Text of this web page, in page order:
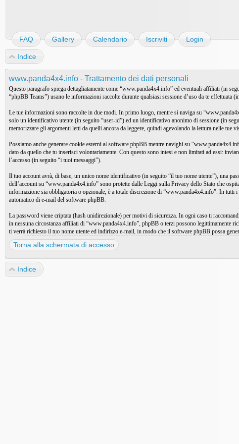
FAQ Gallery Calendario Iscriviti Login
Indice
www.panda4x4.info - Trattamento dei dati personali
Questo paragrafo spiega dettagliatamente come “www.panda4x4.info” ed eventuali affiliati (in
“phpBB Teams”) usano le informazioni raccolte durante qualsiasi sessione d’uso da te effettuata
Le tue informazioni sono raccolte in due modi. In primo luogo, mentre si naviga su
solo un identificativo utente (in seguito “user-id”) ed un identificativo anonimo di sessione (in
memorizzare gli argomenti letti da quelli ancora da leggere, quindi agevolando la lettura nelle tue
Possiamo anche generare cookie esterni al software phpBB mentre navighi su
dato da quello che tu inserisci volontariamente. Con questo sono intesi e non limitati ad essi:
l’accesso (in seguito “i tuoi messaggi”).
Il tuo account avrà, di base, un unico nome identificativo (in seguito “il tuo nome utente”), una
dell’account su “www.panda4x4.info” sono protette dalle Leggi sulla Privacy dello Stato che
informazione sia obbligatoria o opzionale, è a totale discrezione di “www.panda4x4.info”. In
automatico di e-mail del software phpBB.
La password viene criptata (hash unidirezionale) per motivi di sicurezza. In ogni caso ti
in nessuna circostanza affiliati di “www.panda4x4.info”, phpBB o terzi possono legittimamente
ti verrà richiesto il tuo nome utente ed indirizzo e-mail, in modo che il software phpBB possa
Torna alla schermata di accesso
Indice